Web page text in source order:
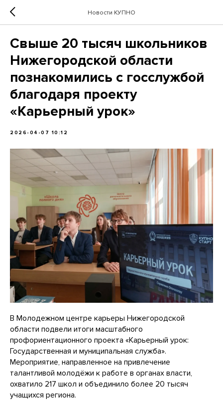
Новости КУПНО
Свыше 20 тысяч школьников
Нижегородской области
познакомились с госслужбой
благодаря проекту
«Карьерный урок»
2026-04-07 10:12
В Молодежном центре карьеры Нижегородской
области подвели итоги масштабного
профориентационного проекта «Карьерный урок:
Государственная и муниципальная служба».
Мероприятие, направленное на привлечение
талантливой молодёжи к работе в органах власти,
охватило 217 школ и объединило более 20 тысяч
учащихся региона.